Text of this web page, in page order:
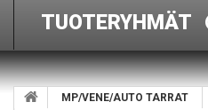
TUOTERYHMÄT
MP/VENE/AUTO TARRAT